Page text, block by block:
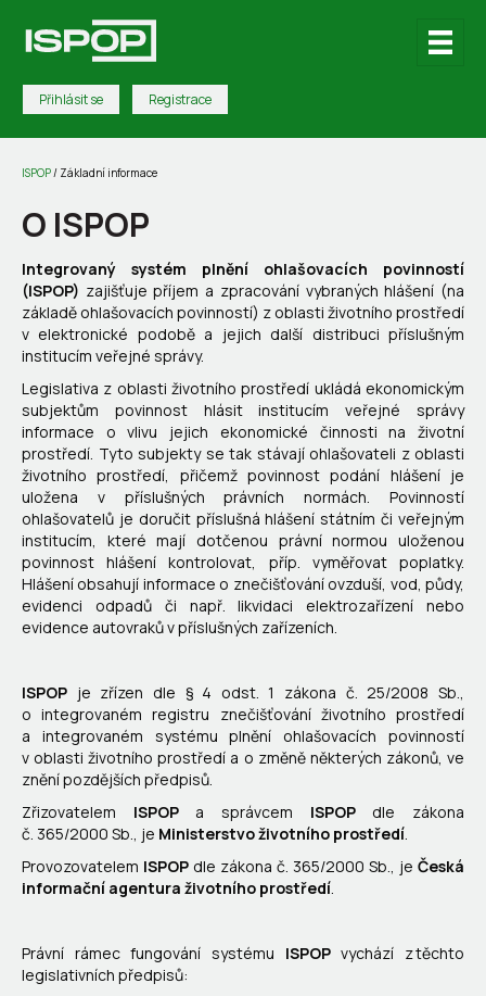
Přihlásit se Registrace
ISPOP/ Základní informace
O ISPOP
Integrovaný systém plnění ohlašovacích povinností
(ISPOP) zajišťuje příjem a zpracování vybraných hlášení (na
základě ohlašovacích povinností) z oblasti životního prostředí
v elektronické podobě a jejich další distribuci příslušným
institucím veřejné správy.
Legislativa z oblasti životního prostředí ukládá ekonomickým
subjektům povinnost hlásit institucím veřejné správy
informace o vlivu jejich ekonomické činnosti na životní
prostředí. Tyto subjekty se tak stávají ohlašovateli z oblasti
životního prostředí, přičemž povinnost podání hlášení je
uložena v příslušných právních normách. Povinností
ohlašovatelů je doručit příslušná hlášení státním či veřejným
institucím, které mají dotčenou právní normou uloženou
povinnost hlášení kontrolovat, příp. vyměřovat poplatky.
Hlášení obsahují informace o znečišťování ovzduší, vod, půdy,
evidenci odpadů či např. likvidaci elektrozařízení nebo
evidence autovraků v příslušných zařízeních.
ISPOP je zřízen dle § 4 odst. 1 zákona č. 25/2008 Sb.,
o integrovaném registru znečišťování životního prostředí
a integrovaném systému plnění ohlašovacích povinností
v oblasti životního prostředí a o změně některých zákonů, ve
znění pozdějších předpisů.
Zřizovatelem ISPOPa správcem ISPOPdle zákona
č. 365/2000 Sb., je Ministerstvo životního prostředí.
Provozovatelem ISPOP dle zákona č. 365/2000 Sb., je Česká
informační agentura životního prostředí.
Právní rámec fungování systému ISPOPvychází z těchto
legislativních předpisů: